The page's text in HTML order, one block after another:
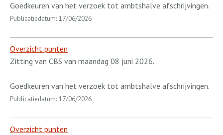
Goedkeuren van het verzoek tot ambtshalve afschrijvingen.
Publicatiedatum: 17/06/2026
Overzicht punten
Zitting van CBS van maandag 08 juni 2026.
Goedkeuren van het verzoek tot ambtshalve afschrijvingen.
Publicatiedatum: 17/06/2026
Overzicht punten